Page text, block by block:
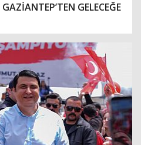
GELECEĞE